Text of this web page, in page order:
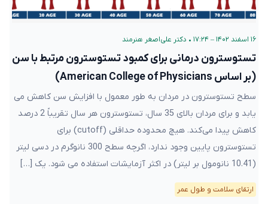
۱۶ اسفند ۱۴۰۲ – ۱۷:۲۴ • دکتر علی‌اصغر هنرمند
تستوسترون درمانی برای کمبود تستوسترون مرتبط با سن
(بر اساس American College of Physicians)
سطح تستوسترون در مردان به طور معمول با افزایش سن کاهش می
یابد و برای مردان بالای 35 سال، تستوسترون هر سال تقریباً 2 درصد
کاهش پیدا می‌کند. هیچ محدوده حداقلی (cutoff) برای
تستوسترون پایین وجود ندارد، اگرچه سطح 300 نانوگرم در دسی لیتر
(10.41 نانومول بر لیتر) در اکثر آزمایشات استفاده می شود. یک […]
ارتقای سلامت و طول عمر